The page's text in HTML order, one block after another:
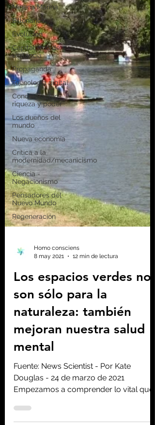
Minería Marina
Billonarios
Evolución
Capitalismo de
vigilancia
Propaganda
Tecnología digital
Concentración
riqueza y poder
Los dueños del
mundo
Nueva economía
Crítica a la
modernidad/mecanicismo
Ciencia -
Negacionismo
Pensadores del
Nuevo Mundo
Regeneración
Homo consciens
8 may 2021
12 min de lectura
Los espacios verdes no
son sólo para la
naturaleza: también
mejoran nuestra salud
mental
Fuente: News Scientist - Por Kate
Douglas - 24 de marzo de 2021